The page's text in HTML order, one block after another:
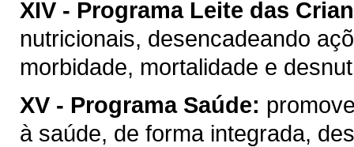
XIV - Programa Leite das
nutricionais, desencadeando
morbidade, mortalidade e
XV - Programa Saúde:
à saúde, de forma integrada,